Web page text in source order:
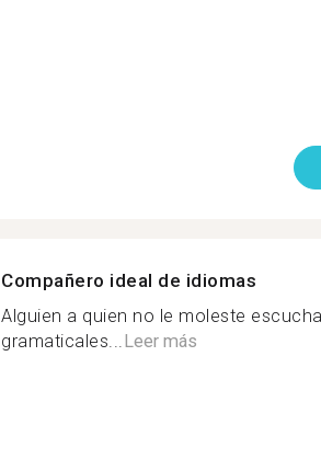
Compañero ideal de idiomas
Alguien a quien no le moleste
gramaticales...Leer más